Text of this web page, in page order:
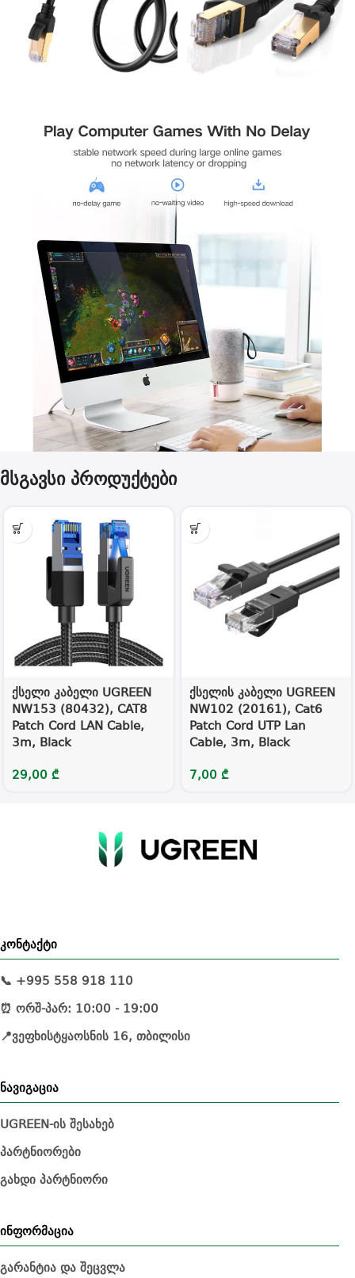
მსგავსი პროდუქტები
ქსელი კაბელი UGREEN
NW153 (80432), CAT8
Patch Cord LAN Cable,
3m, Black
29,00 ₾
ქსელის კაბელი UGREEN
NW102 (20161), Cat6
Patch Cord UTP Lan
Cable, 3m, Black
7,00 ₾
კონტაქტი
📞 +995 558 918 110
⏰ ორშ-პარ: 10:00 - 19:00
📍ვეფხისტყაოსნის 16, თბილისი
ნავიგაცია
UGREEN-ის შესახებ
პარტნიორები
გახდი პარტნიორი
ინფორმაცია
გარანტია და შეცვლა